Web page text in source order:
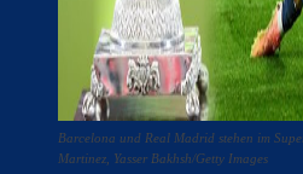
Barcelona und Real Madrid stehen im
Martinez, Yasser Bakhsh/Getty Images